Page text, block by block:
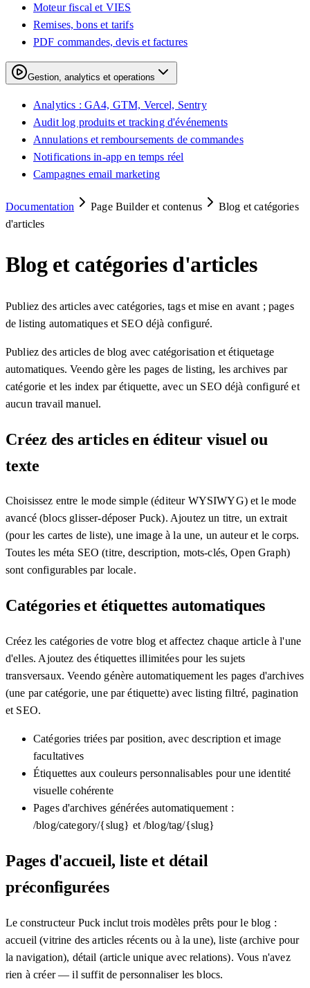
Moteur fiscal et VIES
Remises, bons et tarifs
PDF commandes, devis et factures
Gestion, analytics et operations
Analytics : GA4, GTM, Vercel, Sentry
Audit log produits et tracking d'événements
Annulations et remboursements de commandes
Notifications in-app en temps réel
Campagnes email marketing
Documentation Page Builder et contenus
Blog et catégories
d'articles
Blog et catégories d'articles
Publiez des articles avec catégories, tags et mise en avant ; pages
de listing automatiques et SEO déjà configuré.
Publiez des articles de blog avec catégorisation et étiquetage
automatiques. Veendo gère les pages de listing, les archives par
catégorie et les index par étiquette, avec un SEO déjà configuré et
aucun travail manuel.
Créez des articles en éditeur visuel ou
texte
Choisissez entre le mode simple (éditeur WYSIWYG) et le mode
avancé (blocs glisser-déposer Puck). Ajoutez un titre, un extrait
(pour les cartes de liste), une image à la une, un auteur et le corps.
Toutes les méta SEO (titre, description, mots-clés, Open Graph)
sont configurables par locale.
Catégories et étiquettes automatiques
Créez les catégories de votre blog et affectez chaque article à l'une
d'elles. Ajoutez des étiquettes illimitées pour les sujets
transversaux. Veendo génère automatiquement les pages d'archives
(une par catégorie, une par étiquette) avec listing filtré, pagination
et SEO.
Catégories triées par position, avec description et image
facultatives
Étiquettes aux couleurs personnalisables pour une identité
visuelle cohérente
Pages d'archives générées automatiquement :
/blog/category/{slug} et /blog/tag/{slug}
Pages d'accueil, liste et détail
préconfigurées
Le constructeur Puck inclut trois modèles prêts pour le blog :
accueil (vitrine des articles récents ou à la une), liste (archive pour
la navigation), détail (article unique avec relations). Vous n'avez
rien à créer — il suffit de personnaliser les blocs.